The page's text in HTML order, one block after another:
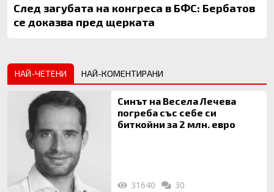
След загубата на конгреса в БФС: Бербатов
се доказва пред щерката
НАЙ-ЧЕТЕНИ НАЙ-КОМЕНТИРАНИ
Синът на Весела Лечева
погреба със себе си
биткойни за 2 млн. евро
31640 30